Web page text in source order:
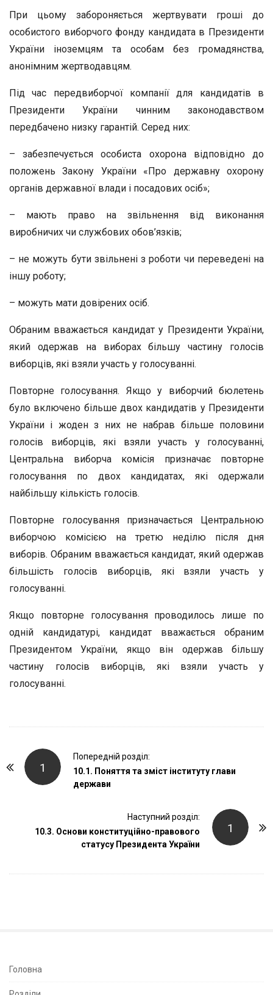
При цьому забороняється жертвувати гроші до
особистого виборчого фонду кандидата в Президенти
України іноземцям та особам без громадянства,
анонімним жертводавцям.
Під час передвиборчої компанії для кандидатів в
Президенти України чинним законодавством
передбачено низку гарантій. Серед них:
– забезпечується особиста охорона відповідно до
положень Закону України «Про державну охорону
органів державної влади і посадових осіб»;
– мають право на звільнення від виконання
виробничих чи службових обов’язків;
– не можуть бути звільнені з роботи чи переведені на
іншу роботу;
– можуть мати довірених осіб.
Обраним вважається кандидат у Президенти України,
який одержав на виборах більшу частину голосів
виборців, які взяли участь у голосуванні.
Повторне голосування. Якщо у виборчий бюлетень
було включено більше двох кандидатів у Президенти
України і жоден з них не набрав більше половини
голосів виборців, які взяли участь у голосуванні,
Центральна виборча комісія призначає повторне
голосування по двох кандидатах, які одержали
найбільшу кількість голосів.
Повторне голосування призначається Центральною
виборчою комісією на третю неділю після дня
виборів. Обраним вважається кандидат, який одержав
більшість голосів виборців, які взяли участь у
голосуванні.
Якщо повторне голосування проводилось лише по
одній кандидатурі, кандидат вважається обраним
Президентом України, якщо він одержав більшу
частину голосів виборців, які взяли участь у
голосуванні.
1
Попередній розділ:
10.1. Поняття та зміст інституту глави
держави
1
Наступний розділ:
10.3. Основи конституційно-правового
статусу Президента України
S
Головна